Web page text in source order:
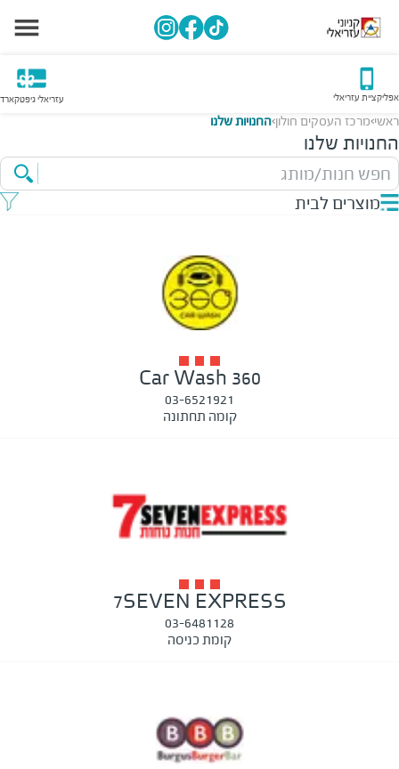
אפליקציית עזריאלי עזריאלי גיפטקארד
ראשי>מרכז העסקים חולון>החנויות שלנו
החנויות שלנו
חפש חנות/מותג
מוצרים לבית
360 Car Wash
03-6521921
קומה תחתונה
7SEVEN EXPRESS
03-6481128
קומת כניסה